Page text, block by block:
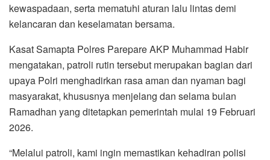
kewaspadaan, serta mematuhi aturan lalu lintas demi
kelancaran dan keselamatan bersama.
Kasat Samapta Polres Parepare AKP Muhammad Habir
mengatakan, patroli rutin tersebut merupakan bagian dari
upaya Polri menghadirkan rasa aman dan nyaman bagi
masyarakat, khususnya menjelang dan selama bulan
Ramadhan yang ditetapkan pemerintah mulai 19 Februari
2026.
“Melalui patroli, kami ingin memastikan kehadiran polisi